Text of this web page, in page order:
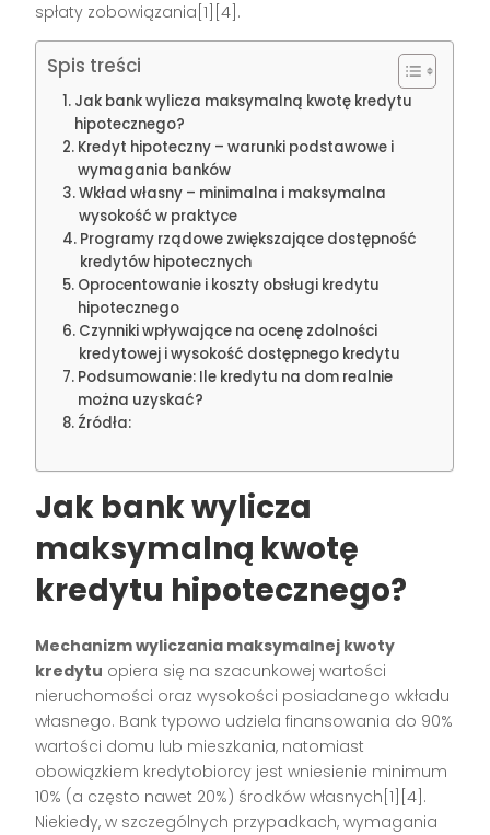
spłaty zobowiązania[1][4].
Spis treści
Jak bank wylicza maksymalną kwotę kredytu
hipotecznego?
Kredyt hipoteczny – warunki podstawowe i
wymagania banków
Wkład własny – minimalna i maksymalna
wysokość w praktyce
Programy rządowe zwiększające dostępność
kredytów hipotecznych
Oprocentowanie i koszty obsługi kredytu
hipotecznego
Czynniki wpływające na ocenę zdolności
kredytowej i wysokość dostępnego kredytu
Podsumowanie: Ile kredytu na dom realnie
można uzyskać?
Źródła:
Jak bank wylicza
maksymalną kwotę
kredytu hipotecznego?
Mechanizm wyliczania maksymalnej kwoty
kredytu opiera się na szacunkowej wartości
nieruchomości oraz wysokości posiadanego wkładu
własnego. Bank typowo udziela finansowania do 90%
wartości domu lub mieszkania, natomiast
obowiązkiem kredytobiorcy jest wniesienie minimum
10% (a często nawet 20%) środków własnych[1][4].
Niekiedy, w szczególnych przypadkach, wymagania